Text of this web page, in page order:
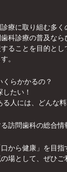
療に取り組む多
科診療の普及なら
することを目的と
。
らかかるの？
たい！
人には、どんな
訪問歯科の総合情
口から健康」を目
場として、ぜひご